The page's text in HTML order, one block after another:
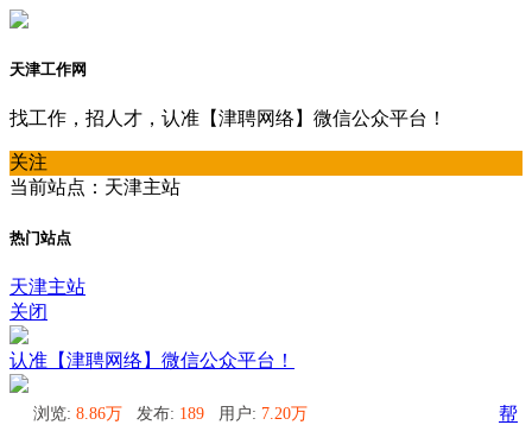
天津工作网
找工作，招人才，认准【津聘网络】微信公众平台！
关注
当前站点：天津主站
热门站点
天津主站
关闭
认准【津聘网络】微信公众平台！
浏览: 8.86万 发布: 189 用户: 7.20万
帮